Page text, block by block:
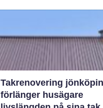
Takrenovering
förlänger husägare